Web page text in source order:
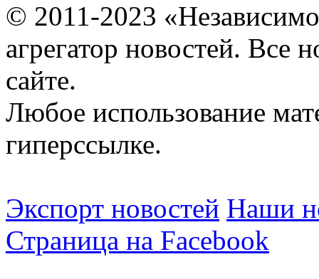
© 2011-2023
агрегатор новостей. Все
сайте.
Любое использование
гиперссылке.
Экспорт новостей Наши
Страница на Facebook